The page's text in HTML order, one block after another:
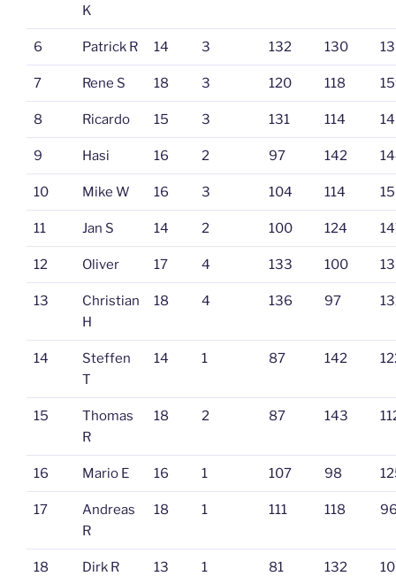
K
6 Patrick R 14 3 132 130
7 Rene S 18 3 120 118
8 Ricardo 15 3 131 114
9 Hasi 16 2 97 142
10 Mike W 16 3 104 114
11 Jan S 14 2 100 124
12 Oliver 17 4 133 100
13
Christian
H
18 4 136 97
14
Steffen
T
14 1 87 142
15
Thomas
R
18 2 87 143
16 Mario E 16 1 107 98
17
Andreas
R
18 1 111 118
18 Dirk R 13 1 81 132